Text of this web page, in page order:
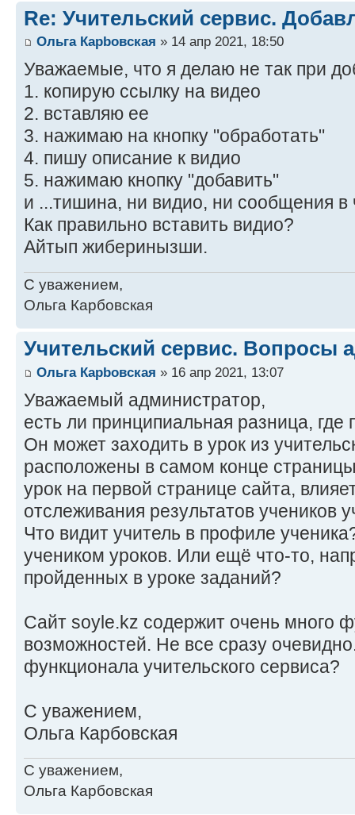
Re: Учительский сервис.
Ольга Карbовская » 14 апр 2021, 18:50
Уважаемые, что я делаю не так при
1. копирую ссылку на видео
2. вставляю ее
3. нажимаю на кнопку "обработать"
4. пишу описание к видио
5. нажимаю кнопку "добавить"
и ...тишина, ни видио, ни сообщения
Как правильно вставить видио?
Айтып жиберинызши.
С уважением,
Ольга Карбовская
Учительский сервис. Вопросы
Ольга Карbовская » 16 апр 2021, 13:07
Уважаемый администратор,
есть ли принципиальная разница, где
Он может заходить в урок из
расположены в самом конце
урок на первой странице сайта,
отслеживания результатов учеников
Что видит учитель в профиле
учеником уроков. Или ещё что-то,
пройденных в уроке заданий?
Сайт soyle.kz содержит очень много
возможностей. Не все сразу
функционала учительского сервиса?
С уважением,
Ольга Карбовская
С уважением,
Ольга Карбовская